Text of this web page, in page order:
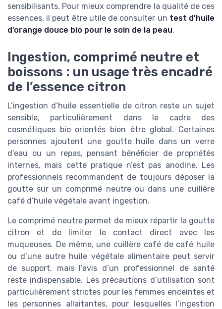
sensibilisants. Pour mieux comprendre la qualité de ces
essences, il peut être utile de consulter un test d’huile
d’orange douce bio pour le soin de la peau.
Ingestion, comprimé neutre et
boissons : un usage très encadré
de l’essence citron
L’ingestion d’huile essentielle de citron reste un sujet
sensible, particulièrement dans le cadre des
cosmétiques bio orientés bien être global. Certaines
personnes ajoutent une goutte huile dans un verre
d’eau ou un repas, pensant bénéficier de propriétés
internes, mais cette pratique n’est pas anodine. Les
professionnels recommandent de toujours déposer la
goutte sur un comprimé neutre ou dans une cuillère
café d’huile végétale avant ingestion.
Le comprimé neutre permet de mieux répartir la goutte
citron et de limiter le contact direct avec les
muqueuses. De même, une cuillère café de café huile
ou d’une autre huile végétale alimentaire peut servir
de support, mais l’avis d’un professionnel de santé
reste indispensable. Les précautions d’utilisation sont
particulièrement strictes pour les femmes enceintes et
les personnes allaitantes, pour lesquelles l’ingestion